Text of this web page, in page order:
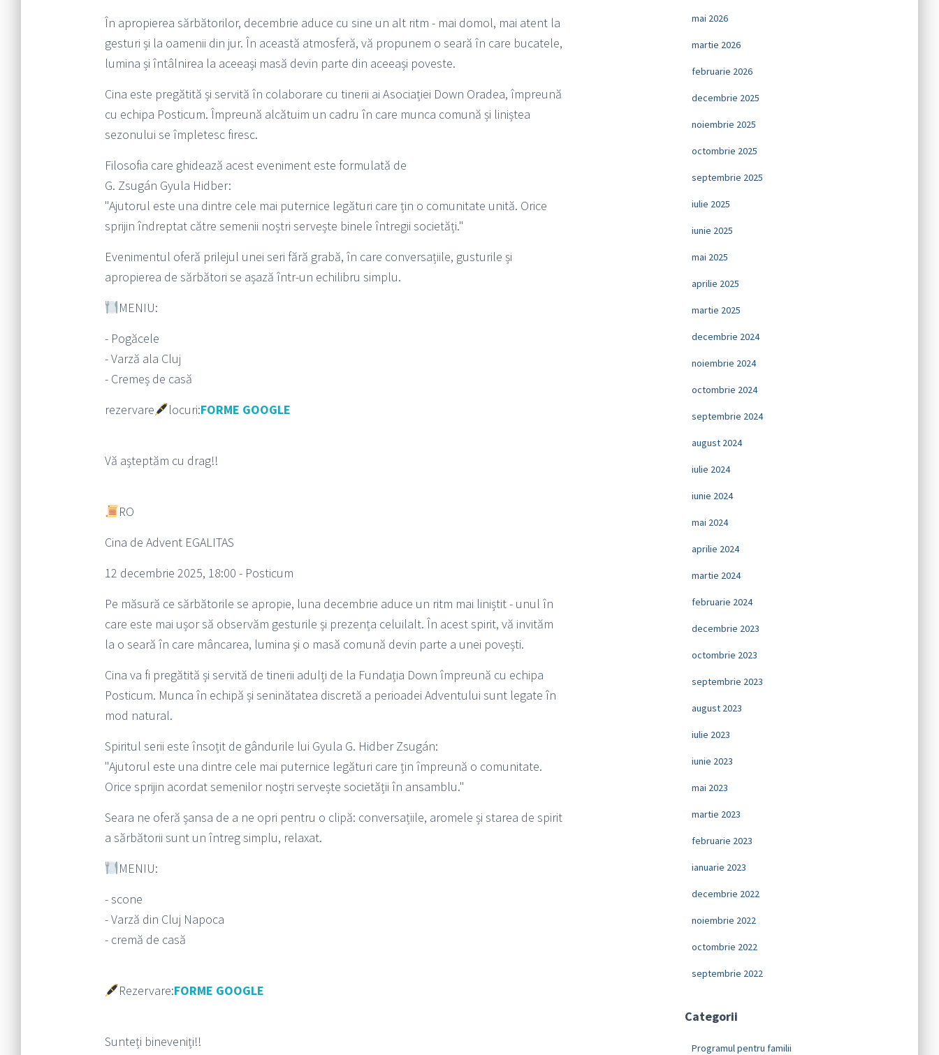
În apropierea sărbătorilor, decembrie aduce cu sine un alt ritm - mai domol, mai atent la
gesturi și la oamenii din jur. În această atmosferă, vă propunem o seară în care bucatele,
lumina și întâlnirea la aceeași masă devin parte din aceeași poveste.
Cina este pregătită și servită în colaborare cu tinerii ai Asociației Down Oradea, împreună
cu echipa Posticum. Împreună alcătuim un cadru în care munca comună și liniștea
sezonului se împletesc firesc.
Filosofia care ghidează acest eveniment este formulată de
G. Zsugán Gyula Hidber:
"Ajutorul este una dintre cele mai puternice legături care țin o comunitate unită. Orice
sprijin îndreptat către semenii noștri servește binele întregii societăți."
Evenimentul oferă prilejul unei seri fără grabă, în care conversațiile, gusturile și
apropierea de sărbători se așază într-un echilibru simplu.
MENIU:
- Pogăcele
- Varză ala Cluj
- Cremeș de casă
rezervare
locuri:FORME GOOGLE
Vă așteptăm cu drag!!
RO
Cina de Advent EGALITAS
12 decembrie 2025, 18:00 - Posticum
Pe măsură ce sărbătorile se apropie, luna decembrie aduce un ritm mai liniștit - unul în
care este mai ușor să observăm gesturile și prezența celuilalt. În acest spirit, vă invităm
la o seară în care mâncarea, lumina și o masă comună devin parte a unei povești.
Cina va fi pregătită și servită de tinerii adulți de la Fundația Down împreună cu echipa
Posticum. Munca în echipă și seninătatea discretă a perioadei Adventului sunt legate în
mod natural.
Spiritul serii este însoțit de gândurile lui Gyula G. Hidber Zsugán:
"Ajutorul este una dintre cele mai puternice legături care țin împreună o comunitate.
Orice sprijin acordat semenilor noștri servește societății în ansamblu."
Seara ne oferă șansa de a ne opri pentru o clipă: conversațiile, aromele și starea de spirit
a sărbătorii sunt un întreg simplu, relaxat.
MENIU:
- scone
- Varză din Cluj Napoca
- cremă de casă
Rezervare:FORME GOOGLE
Sunteți bineveniți!!
mai 2026
martie 2026
februarie 2026
decembrie 2025
noiembrie 2025
octombrie 2025
septembrie 2025
iulie 2025
iunie 2025
mai 2025
aprilie 2025
martie 2025
decembrie 2024
noiembrie 2024
octombrie 2024
septembrie 2024
august 2024
iulie 2024
iunie 2024
mai 2024
aprilie 2024
martie 2024
februarie 2024
decembrie 2023
octombrie 2023
septembrie 2023
august 2023
iulie 2023
iunie 2023
mai 2023
martie 2023
februarie 2023
ianuarie 2023
decembrie 2022
noiembrie 2022
octombrie 2022
septembrie 2022
Categorii
Programul pentru familii